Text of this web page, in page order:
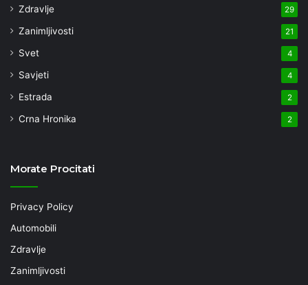
Zdravlje 29
Zanimljivosti 21
Svet 4
Savjeti 4
Estrada 2
Crna Hronika 2
Morate Procitati
Privacy Policy
Automobili
Zdravlje
Zanimljivosti